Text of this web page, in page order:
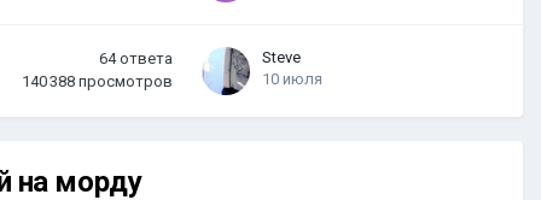
64 ответа
140 388 просмотров
Steve
10 июля
на морду